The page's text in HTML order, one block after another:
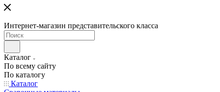
Интернет-магазин представительского класса
Каталог
По всему сайту
По каталогу
Каталог